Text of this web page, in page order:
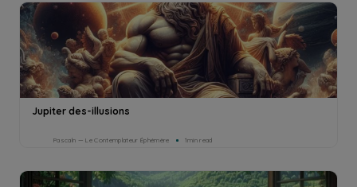
Jupiter des-illusions
Pascaln — Le Contemplateur Éphémère 1min read